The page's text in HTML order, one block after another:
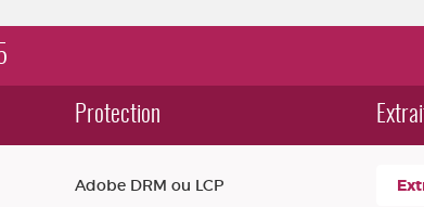
Protection
Adobe DRM ou LCP